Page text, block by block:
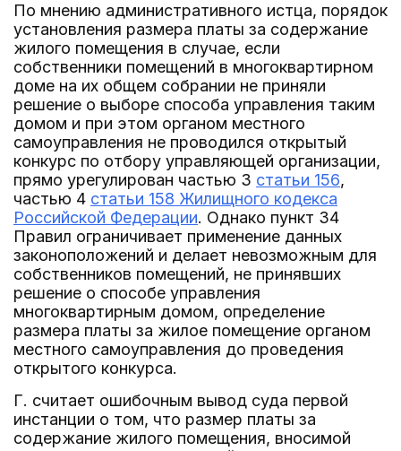
По мнению административного истца, порядок
установления размера платы за содержание
жилого помещения в случае, если
собственники помещений в многоквартирном
доме на их общем собрании не приняли
решение о выборе способа управления таким
домом и при этом органом местного
самоуправления не проводился открытый
конкурс по отбору управляющей организации,
прямо урегулирован частью 3 статьи 156,
частью 4 статьи 158 Жилищного кодекса
Российской Федерации. Однако пункт 34
Правил ограничивает применение данных
законоположений и делает невозможным для
собственников помещений, не принявших
решение о способе управления
многоквартирным домом, определение
размера платы за жилое помещение органом
местного самоуправления до проведения
открытого конкурса.
Г. считает ошибочным вывод суда первой
инстанции о том, что размер платы за
содержание жилого помещения, вносимой